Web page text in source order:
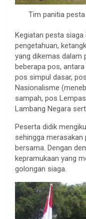
Tim panitia
Kegiatan pesta siaga
pengetahuan,
yang dikemas dalam
beberapa pos,
pos simpul dasar,
Nasionalisme
sampah, pos
Lambang Negara
Peserta didik
sehingga
bersama. Dengan
kepramukaan yang
golongan siaga.